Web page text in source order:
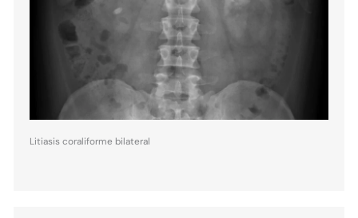
Litiasis coraliforme bilateral